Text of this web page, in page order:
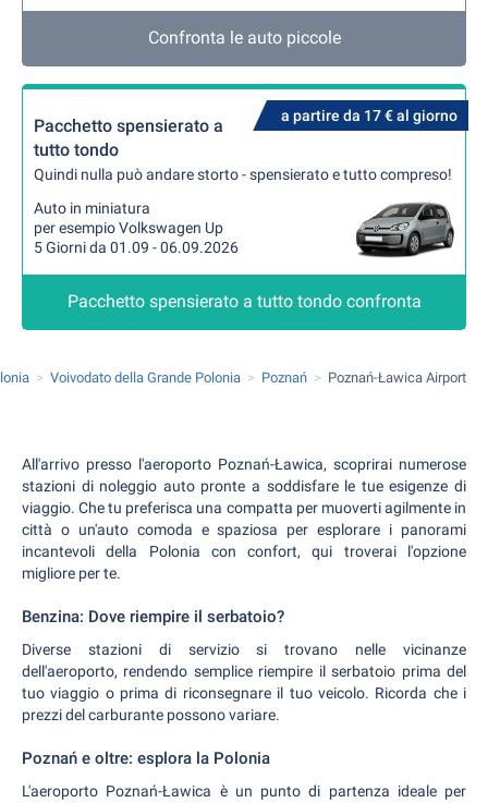
Confronta le auto piccole
a partire da 17 € al giorno
Pacchetto spensierato a
tutto tondo
Quindi nulla può andare storto - spensierato e tutto compreso!
Auto in miniatura
per esempio Volkswagen Up
5 Giorni da 01.09 - 06.09.2026
Pacchetto spensierato a tutto tondo confronta
Voivodato della Grande Polonia Poznań Poznań-Ławica Airport
All'arrivo presso l'aeroporto Poznań-Ławica, scoprirai numerose
stazioni di noleggio auto pronte a soddisfare le tue esigenze di
viaggio. Che tu preferisca una compatta per muoverti agilmente in
città o un'auto comoda e spaziosa per esplorare i panorami
incantevoli della Polonia con confort, qui troverai l'opzione
migliore per te.
Benzina: Dove riempire il serbatoio?
Diverse stazioni di servizio si trovano nelle vicinanze
dell'aeroporto, rendendo semplice riempire il serbatoio prima del
tuo viaggio o prima di riconsegnare il tuo veicolo. Ricorda che i
prezzi del carburante possono variare.
Poznań e oltre: esplora la Polonia
L'aeroporto Poznań-Ławica è un punto di partenza ideale per